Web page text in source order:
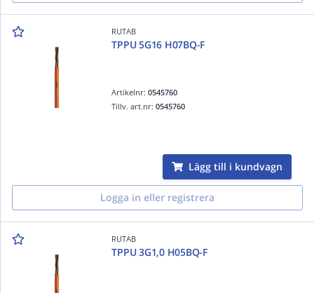
RUTAB
TPPU 5G16 H07BQ-F
Artikelnr:0545760
Tillv. art.nr:0545760
Lägg till i kundvagn
Logga in eller registrera
RUTAB
TPPU 3G1,0 H05BQ-F